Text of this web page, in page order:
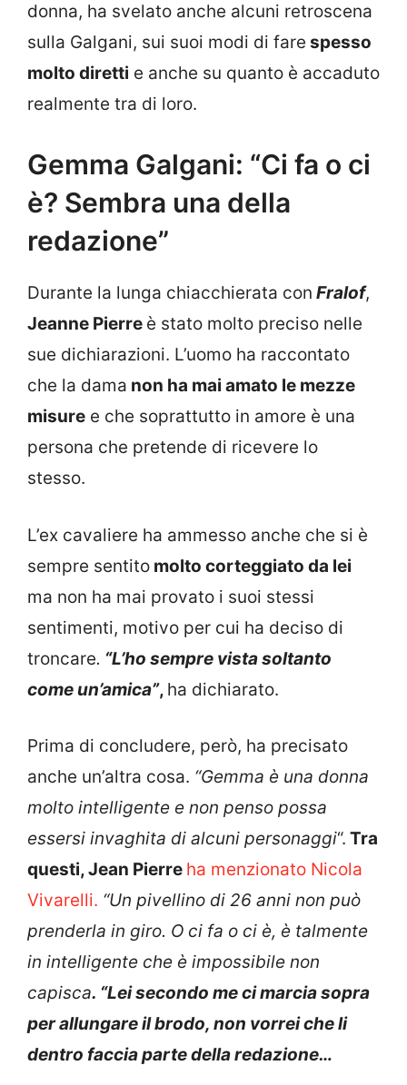
donna, ha svelato anche alcuni retroscena
sulla Galgani, sui suoi modi di fare spesso
molto diretti e anche su quanto è accaduto
realmente tra di loro.
Gemma Galgani: “Ci fa o ci
è? Sembra una della
redazione”
Durante la lunga chiacchierata con Fralof,
Jeanne Pierre è stato molto preciso nelle
sue dichiarazioni. L’uomo ha raccontato
che la dama non ha mai amato le mezze
misure e che soprattutto in amore è una
persona che pretende di ricevere lo
stesso.
L’ex cavaliere ha ammesso anche che si è
sempre sentito molto corteggiato da lei
ma non ha mai provato i suoi stessi
sentimenti, motivo per cui ha deciso di
troncare. “L’ho sempre vista soltanto
come un’amica”, ha dichiarato.
Prima di concludere, però, ha precisato
anche un’altra cosa. “Gemma è una donna
molto intelligente e non penso possa
essersi invaghita di alcuni personaggi“. Tra
questi, Jean Pierre ha menzionato Nicola
Vivarelli. “Un pivellino di 26 anni non può
prenderla in giro. O ci fa o ci è, è talmente
in intelligente che è impossibile non
capisca. “Lei secondo me ci marcia sopra
per allungare il brodo, non vorrei che li
dentro faccia parte della redazione…